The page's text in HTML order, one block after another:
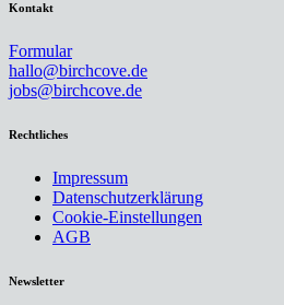
Kontakt
Formular
hallo@birchcove.de
jobs@birchcove.de
Rechtliches
Impressum
Datenschutzerklärung
Cookie-Einstellungen
AGB
Newsletter